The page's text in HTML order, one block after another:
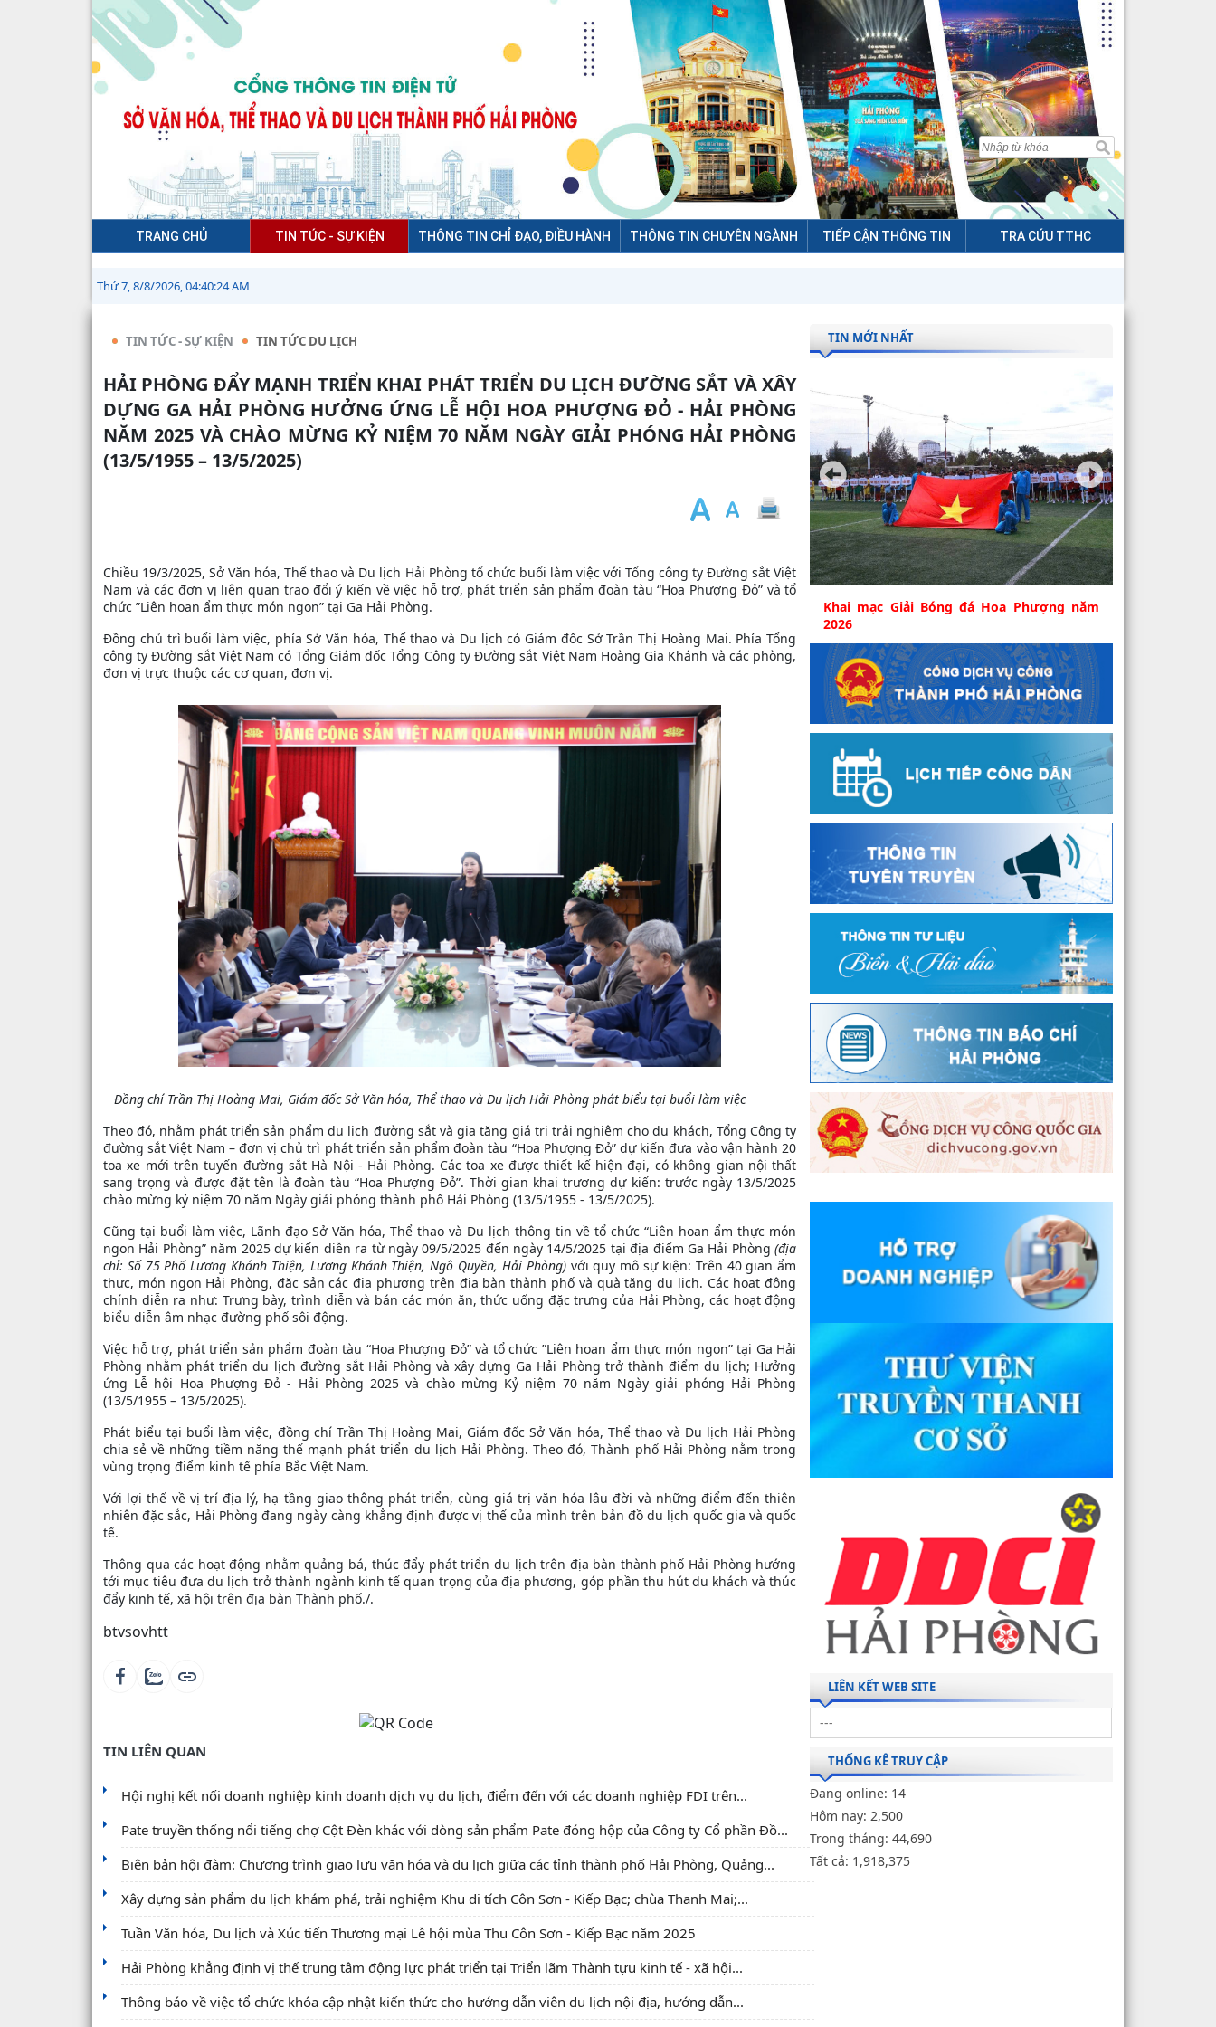
TRANG CHỦ TIN TỨC - SỰ KIỆN THÔNG TIN CHỈ ĐẠO, ĐIỀU HÀNH THÔNG TIN CHUYÊN NGÀNH TIẾP CẬN THÔNG TIN TRA CỨU TTHC
Thứ 7, 8/8/2026, 04:40:24 AM
TIN TỨC - SỰ KIỆN TIN TỨC DU LỊCH
HẢI PHÒNG ĐẨY MẠNH TRIỂN KHAI PHÁT TRIỂN DU LỊCH ĐƯỜNG SẮT VÀ XÂY
DỰNG GA HẢI PHÒNG HƯỞNG ỨNG LỄ HỘI HOA PHƯỢNG ĐỎ - HẢI PHÒNG
NĂM 2025 VÀ CHÀO MỪNG KỶ NIỆM 70 NĂM NGÀY GIẢI PHÓNG HẢI PHÒNG
(13/5/1955 – 13/5/2025)
Chiều 19/3/2025, Sở Văn hóa, Thể thao và Du lịch Hải Phòng tổ chức buổi làm việc với Tổng công ty Đường sắt Việt
Nam và các đơn vị liên quan trao đổi ý kiến về việc hỗ trợ, phát triển sản phẩm đoàn tàu “Hoa Phượng Đỏ” và tổ
chức ”Liên hoan ẩm thực món ngon” tại Ga Hải Phòng.
Đồng chủ trì buổi làm việc, phía Sở Văn hóa, Thể thao và Du lịch có Giám đốc Sở Trần Thị Hoàng Mai. Phía Tổng
công ty Đường sắt Việt Nam có Tổng Giám đốc Tổng Công ty Đường sắt Việt Nam Hoàng Gia Khánh và các phòng,
đơn vị trực thuộc các cơ quan, đơn vị.
Đồng chí Trần Thị Hoàng Mai, Giám đốc Sở Văn hóa, Thể thao và Du lịch Hải Phòng phát biểu tại buổi làm việc
Theo đó, nhằm phát triển sản phẩm du lịch đường sắt và gia tăng giá trị trải nghiệm cho du khách, Tổng Công ty
đường sắt Việt Nam – đơn vị chủ trì phát triển sản phẩm đoàn tàu “Hoa Phượng Đỏ” dự kiến đưa vào vận hành 20
toa xe mới trên tuyến đường sắt Hà Nội - Hải Phòng. Các toa xe được thiết kế hiện đại, có không gian nội thất
sang trọng và được đặt tên là đoàn tàu “Hoa Phượng Đỏ”. Thời gian khai trương dự kiến: trước ngày 13/5/2025
chào mừng kỷ niệm 70 năm Ngày giải phóng thành phố Hải Phòng (13/5/1955 - 13/5/2025).
Cũng tại buổi làm việc, Lãnh đạo Sở Văn hóa, Thể thao và Du lịch thông tin về tổ chức “Liên hoan ẩm thực món
ngon Hải Phòng” năm 2025 dự kiến diễn ra từ ngày 09/5/2025 đến ngày 14/5/2025 tại địa điểm Ga Hải Phòng(địa
chỉ: Số 75 Phố Lương Khánh Thiện, Lương Khánh Thiện, Ngô Quyền, Hải Phòng) với quy mô sự kiện: Trên 40 gian ẩm
thực, món ngon Hải Phòng, đặc sản các địa phương trên địa bàn thành phố và quà tặng du lịch. Các hoạt động
chính diễn ra như: Trưng bày, trình diễn và bán các món ăn, thức uống đặc trưng của Hải Phòng, các hoạt động
biểu diễn âm nhạc đường phố sôi động.
Việc hỗ trợ, phát triển sản phẩm đoàn tàu “Hoa Phượng Đỏ” và tổ chức ”Liên hoan ẩm thực món ngon” tại Ga Hải
Phòng nhằm phát triển du lịch đường sắt Hải Phòng và xây dựng Ga Hải Phòng trở thành điểm du lịch; Hưởng
ứng Lễ hội Hoa Phượng Đỏ - Hải Phòng 2025 và chào mừng Kỷ niệm 70 năm Ngày giải phóng Hải Phòng
(13/5/1955 – 13/5/2025).
Phát biểu tại buổi làm việc, đồng chí Trần Thị Hoàng Mai, Giám đốc Sở Văn hóa, Thể thao và Du lịch Hải Phòng
chia sẻ về những tiềm năng thế mạnh phát triển du lịch Hải Phòng. Theo đó, Thành phố Hải Phòng nằm trong
vùng trọng điểm kinh tế phía Bắc Việt Nam.
Với lợi thế về vị trí địa lý, hạ tầng giao thông phát triển, cùng giá trị văn hóa lâu đời và những điểm đến thiên
nhiên đặc sắc, Hải Phòng đang ngày càng khẳng định được vị thế của mình trên bản đồ du lịch quốc gia và quốc
tế.
Thông qua các hoạt động nhằm quảng bá, thúc đẩy phát triển du lịch trên địa bàn thành phố Hải Phòng hướng
tới mục tiêu đưa du lịch trở thành ngành kinh tế quan trọng của địa phương, góp phần thu hút du khách và thúc
đẩy kinh tế, xã hội trên địa bàn Thành phố./.
btvsovhtt
TIN LIÊN QUAN
Hội nghị kết nối doanh nghiệp kinh doanh dịch vụ du lịch, điểm đến với các doanh nghiệp FDI trên...
Pate truyền thống nổi tiếng chợ Cột Đèn khác với dòng sản phẩm Pate đóng hộp của Công ty Cổ phần Đồ...
Biên bản hội đàm: Chương trình giao lưu văn hóa và du lịch giữa các tỉnh thành phố Hải Phòng, Quảng...
Xây dựng sản phẩm du lịch khám phá, trải nghiệm Khu di tích Côn Sơn - Kiếp Bạc; chùa Thanh Mai;...
Tuần Văn hóa, Du lịch và Xúc tiến Thương mại Lễ hội mùa Thu Côn Sơn - Kiếp Bạc năm 2025
Hải Phòng khẳng định vị thế trung tâm động lực phát triển tại Triển lãm Thành tựu kinh tế - xã hội...
Thông báo về việc tổ chức khóa cập nhật kiến thức cho hướng dẫn viên du lịch nội địa, hướng dẫn...
TIN MỚI NHẤT
Khai mạc Giải Bóng đá Hoa Phượng năm
2026
Sáng 6/8, tại Sân tập Câu lạc bộ Bóng đá Hải
Phòng (phường An Biên) diễn ra Lễ khai mạc
Giải bóng...
LIÊN KẾT WEB SITE
THỐNG KÊ TRUY CẬP
Đang online: 14
Hôm nay: 2,500
Trong tháng: 44,690
Tất cả: 1,918,375